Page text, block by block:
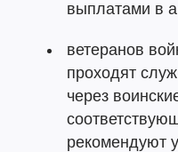
выплатами в
ветеранов
проходят
через
рекомендуют